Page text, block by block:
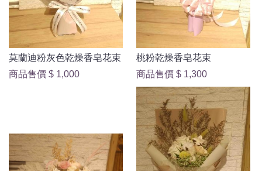
莫蘭迪粉灰色乾燥香皂花束
商品售價 $ 1,000
桃粉乾燥香皂花束
商品售價 $ 1,300